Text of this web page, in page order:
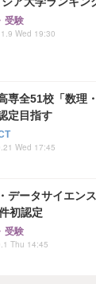
受験
Wed 19:30
専全51校「数理
定目指す
Wed 17:45
データサイエン
初認定
受験
Thu 14:45